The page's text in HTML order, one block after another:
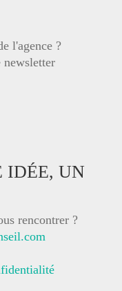
l'agence ?
newsletter
IDÉE, UN
rencontrer ?